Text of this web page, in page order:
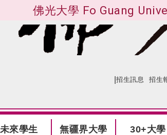
佛光大學 Fo Guang
|招生訊息 招生
未來學生 無疆界大學 30+大學